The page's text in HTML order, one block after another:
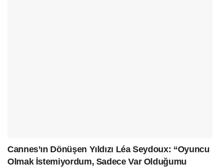
Cannes’ın Dönüşen Yıldızı Léa Seydoux: “Oyuncu
Olmak İstemiyordum, Sadece Var Olduğumu